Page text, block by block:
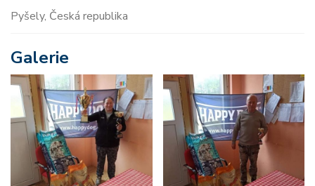
Pyšely, Česká republika
Galerie